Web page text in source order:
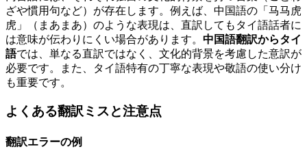
ざや慣用句など）が存在します。例えば、中国語の「马马虎
虎」（まあまあ）のような表現は、直訳してもタイ語話者に
は意味が伝わりにくい場合があります。 中国語翻訳からタイ
語では、単なる直訳ではなく、文化的背景を考慮した意訳が
必要です。また、タイ語特有の丁寧な表現や敬語の使い分け
も重要です。
よくある翻訳ミスと注意点
翻訳エラーの例